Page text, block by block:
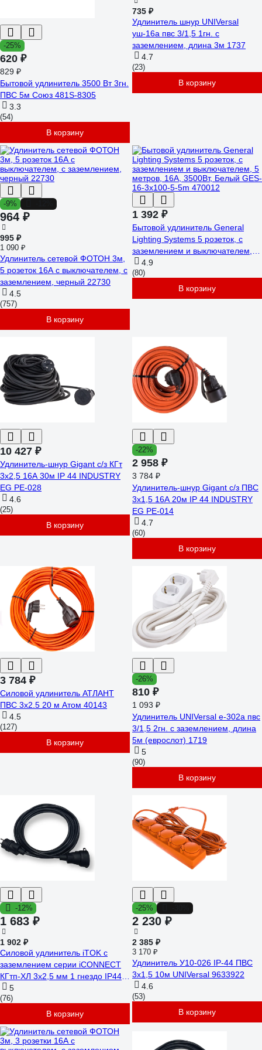
-25%
620 ₽
829 ₽
Бытовой удлинитель 3500 Вт 3гн.
ПВС 5м Союз 481S-8305
3.3
(54)
В корзину
735 ₽
Удлинитель шнур UNIVersal
уш-16а пвс 3/1,5 1гн. с
заземлением, длина 3м 1737
4.7
(23)
В корзину
-9%
964 ₽
995 ₽
1 090 ₽
Удлинитель сетевой ФОТОН 3м,
5 розеток 16А с выключателем, с
заземлением, черный 22730
4.5
(757)
В корзину
1 392 ₽
Бытовой удлинитель General
Lighting Systems 5 розеток, с
заземлением и выключателем, 5
метров, 16А, 3500Вт, Белый GES-
16-3x100-5-5m 470012
4.9
(80)
В корзину
10 427 ₽
Удлинитель-шнур Gigant с/з КГт
3х2,5 16A 30м IP 44 INDUSTRY
EG PE-028
4.6
(25)
В корзину
-22%
2 958 ₽
3 784 ₽
Удлинитель-шнур Gigant с/з ПВС
3х1,5 16A 20м IP 44 INDUSTRY
EG PE-014
4.7
(60)
В корзину
3 784 ₽
Силовой удлинитель АТЛАНТ
ПВС 3x2.5 20 м Атом 40143
4.5
(127)
В корзину
-26%
810 ₽
1 093 ₽
Удлинитель UNIVersal е-302а пвс
3/1,5 2гн. с заземлением, длина
5м (еврослот) 1719
5
(90)
В корзину
-12%
1 683 ₽
1 902 ₽
Силовой удлинитель iTOK с
заземлением серии iCONNECT
КГтп-ХЛ 3x2,5 мм 1 гнездо IP44
ГОСТ 3 м i-CONNECT-SU-KG-
325-1-44-3
5
(76)
В корзину
-25%
2 230 ₽
2 385 ₽
3 170 ₽
Удлинитель У10-026 IP-44 ПВС
3x1,5 10м UNIVersal 9633922
4.6
(53)
В корзину